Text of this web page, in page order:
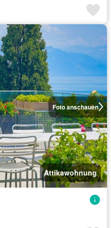
Foto anschauen
Attikawohnung